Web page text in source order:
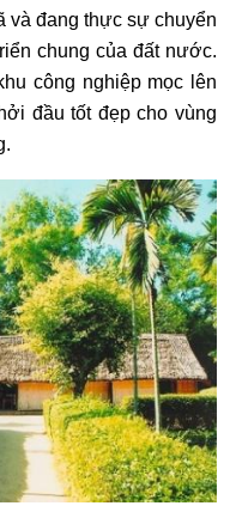
và đang thực sự chuyển
chung của đất nước.
công nghiệp mọc lên
đầu tốt đẹp cho vùng